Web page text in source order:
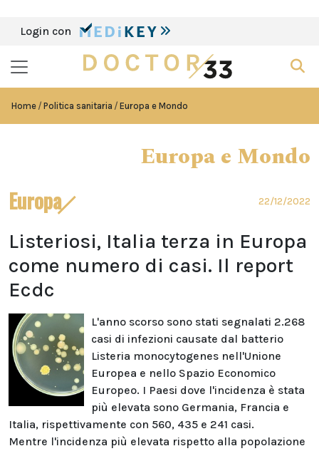
Login con
Home Politica sanitaria Europa e Mondo
Europa e Mondo
Europa 22/12/2022
Listeriosi, Italia terza in Europa
come numero di casi. Il report
Ecdc
L'anno scorso sono stati segnalati 2.268
casi di infezioni causate dal batterio
Listeria monocytogenes nell'Unione
Europea e nello Spazio Economico
Europeo. I Paesi dove l'incidenza è stata
più elevata sono Germania, Francia e
Italia, rispettivamente con 560, 435 e 241 casi.
Mentre l'incidenza più elevata rispetto alla popolazione